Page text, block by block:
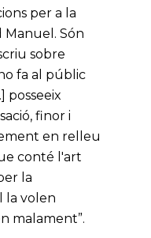
per a la
Manuel. Són
sobre
fa al públic
posseeix
finor i
en relleu
conté l'art
la
la volen
malament”.